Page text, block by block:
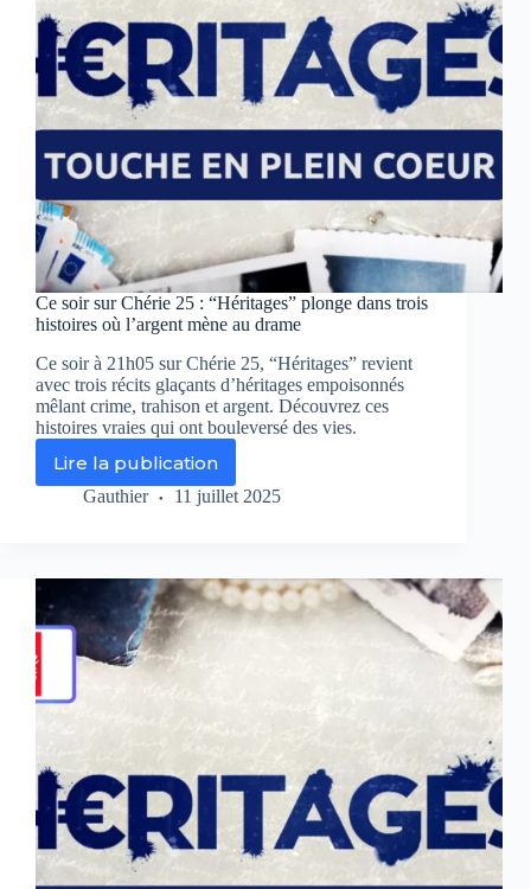
Ce soir sur Chérie 25 : “Héritages” plonge dans trois
histoires où l’argent mène au drame
Ce soir à 21h05 sur Chérie 25, “Héritages” revient
avec trois récits glaçants d’héritages empoisonnés
mêlant crime, trahison et argent. Découvrez ces
histoires vraies qui ont bouleversé des vies.
Lire la publication
Ce
soir
:
“Héritages”
plonge
dans
trois
l’argent
au
drame
Gauthier 11 juillet 2025